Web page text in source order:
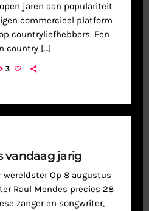
jaren aan populariteit
commercieel platform
countryliefhebbers. Een
country […]
3
vandaag jarig
wereldster Op 8 augustus
Raul Mendes precies 28
zanger en songwriter,